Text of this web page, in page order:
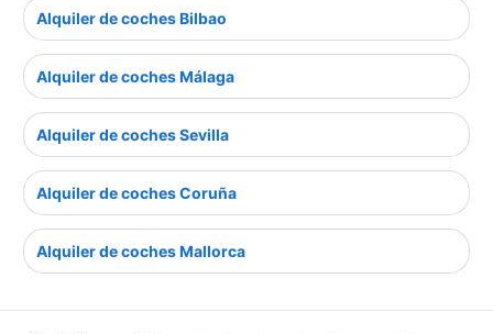
Alquiler de coches Bilbao
Alquiler de coches Málaga
Alquiler de coches Sevilla
Alquiler de coches Coruña
Alquiler de coches Mallorca